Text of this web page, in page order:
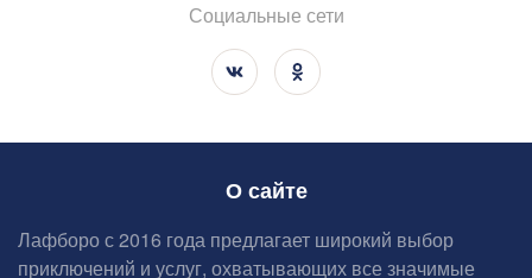
Социальные сети
О сайте
Лафборо с 2016 года предлагает широкий выбор
приключений и услуг, охватывающих все значимые